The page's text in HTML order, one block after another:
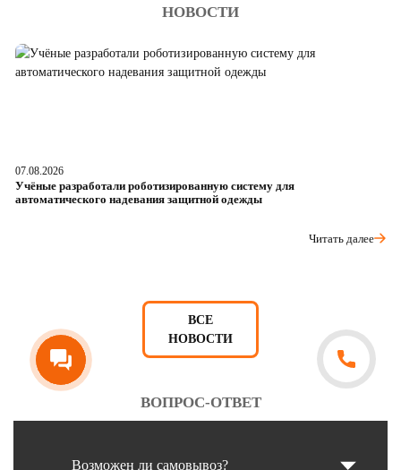
НОВОСТИ
07.08.2026
Учёные разработали роботизированную систему для
автоматического надевания защитной одежды
Читать далее
ВСЕ
НОВОСТИ
ВОПРОС-ОТВЕТ
Возможен ли самовывоз?